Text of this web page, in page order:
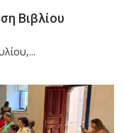
Βιβλίου